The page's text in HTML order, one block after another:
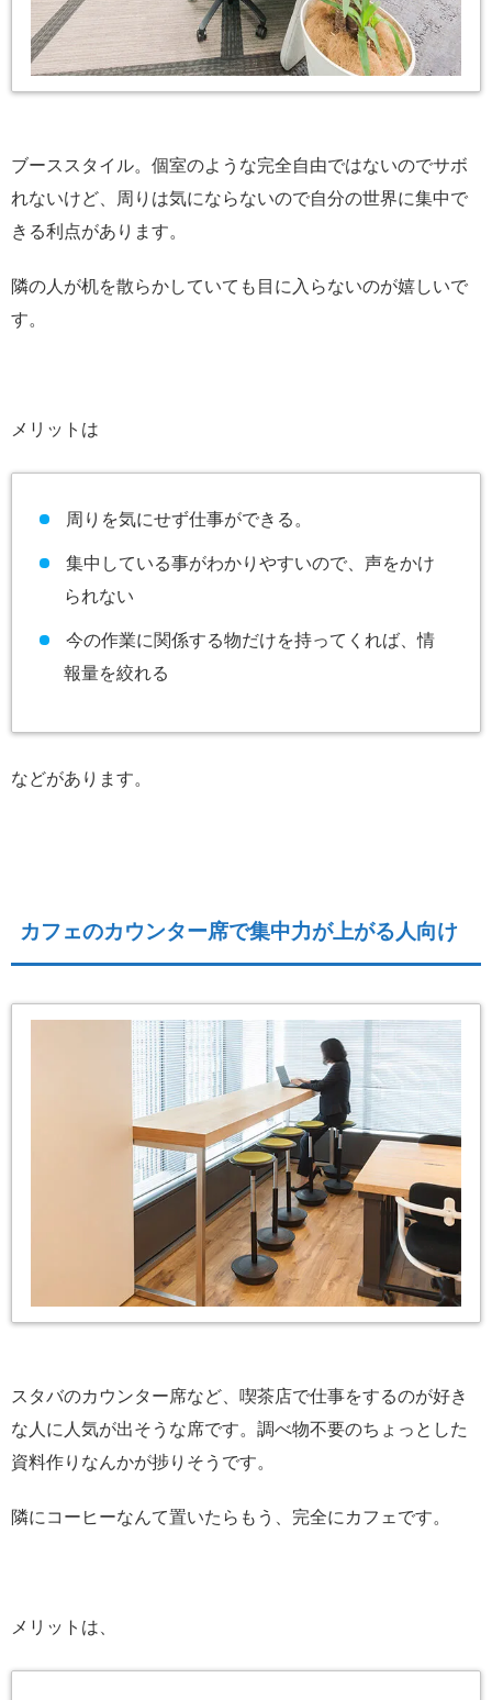
ブーススタイル。個室のような完全自由ではないのでサボ
れないけど、周りは気にならないので自分の世界に集中で
きる利点があります。
隣の人が机を散らかしていても目に入らないのが嬉しいで
す。
メリットは
周りを気にせず仕事ができる。
集中している事がわかりやすいので、声をかけ
られない
今の作業に関係する物だけを持ってくれば、情
報量を絞れる
などがあります。
カフェのカウンター席で集中力が上がる人向け
スタバのカウンター席など、喫茶店で仕事をするのが好き
な人に人気が出そうな席です。調べ物不要のちょっとした
資料作りなんかが捗りそうです。
隣にコーヒーなんて置いたらもう、完全にカフェです。
メリットは、